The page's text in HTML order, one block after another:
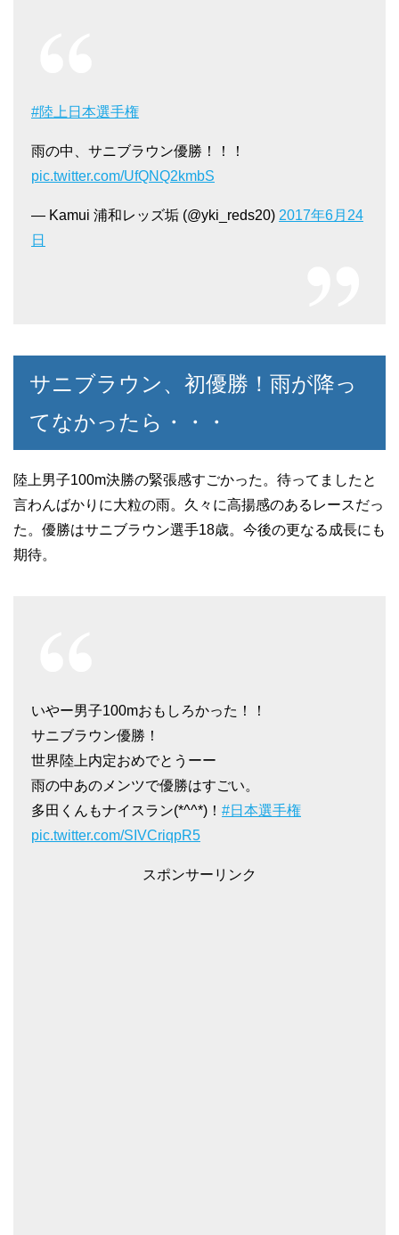
#陸上日本選手権
雨の中、サニブラウン優勝！！！
pic.twitter.com/UfQNQ2kmbS
— Kamui 浦和レッズ垢 (@yki_reds20) 2017年6月24
日
サニブラウン、初優勝！雨が降っ
てなかったら・・・
陸上男子100m決勝の緊張感すごかった。待ってましたと
言わんばかりに大粒の雨。久々に高揚感のあるレースだっ
た。優勝はサニブラウン選手18歳。今後の更なる成長にも
期待。
いやー男子100mおもしろかった！！
サニブラウン優勝！
世界陸上内定おめでとうーー
雨の中あのメンツで優勝はすごい。
多田くんもナイスラン(*^^*)！ #日本選手権
pic.twitter.com/SIVCriqpR5
スポンサーリンク